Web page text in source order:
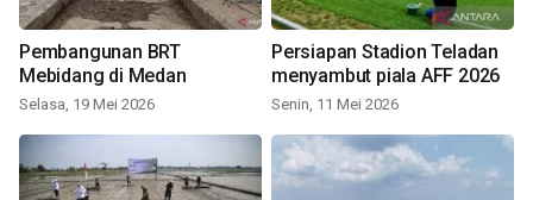
Pembangunan BRT
Mebidang di Medan
Selasa, 19 Mei 2026
Persiapan Stadion Teladan
menyambut piala AFF 2026
Senin, 11 Mei 2026